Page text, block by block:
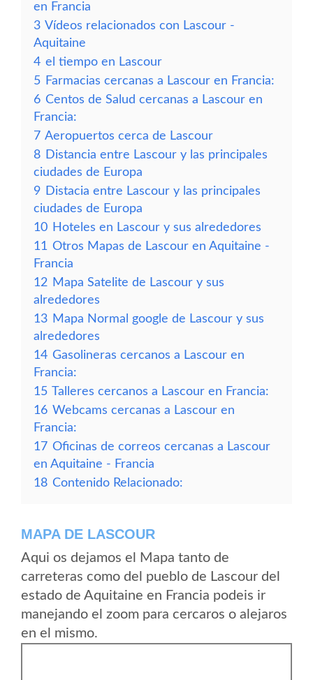
en Francia
3 Vídeos relacionados con Lascour -
Aquitaine
4 el tiempo en Lascour
5 Farmacias cercanas a Lascour en Francia:
6 Centos de Salud cercanas a Lascour en
Francia:
7 Aeropuertos cerca de Lascour
8 Distancia entre Lascour y las principales
ciudades de Europa
9 Distacia entre Lascour y las principales
ciudades de Europa
10 Hoteles en Lascour y sus alrededores
11 Otros Mapas de Lascour en Aquitaine -
Francia
12 Mapa Satelite de Lascour y sus
alrededores
13 Mapa Normal google de Lascour y sus
alrededores
14 Gasolineras cercanos a Lascour en
Francia:
15 Talleres cercanos a Lascour en Francia:
16 Webcams cercanas a Lascour en
Francia:
17 Oficinas de correos cercanas a Lascour
en Aquitaine - Francia
18 Contenido Relacionado:
MAPA DE LASCOUR
Aqui os dejamos el Mapa tanto de
carreteras como del pueblo de Lascour del
estado de Aquitaine en Francia podeis ir
manejando el zoom para cercaros o alejaros
en el mismo.